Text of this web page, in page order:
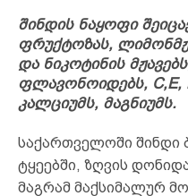
შინდის ნაყოფი
ფრუქტოზას,
და ნიკოტინის
ფლავონოიდებს, C,E,
კალციუმს, მაგნიუმს.
საქართველოში შინდი
ტყეებში, ზღვის
მაგრამ მაქსიმალურ